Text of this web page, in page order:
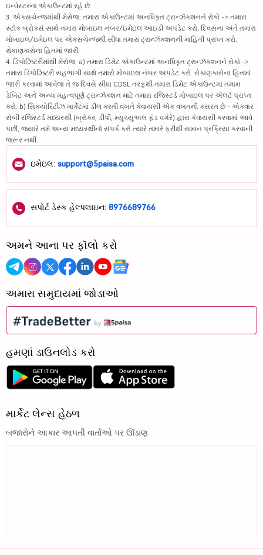
ઇન્વેસ્ટરના એકાઉન્ટમાં રહે છે.
3. એક્સચેન્જમાંથી મેસેજ: તમારા એકાઉન્ટમાં અનધિકૃત ટ્રાન્ઝૅક્શનને રોકો -> તમારા
સ્ટૉક બ્રોકર્સ સાથે તમારા મોબાઇલ નંબર/ઇમેઇલ આઇડી અપડેટ કરો. દિવસના અંતે તમારા
મોબાઇલ/ઇમેઇલ પર એક્સચેન્જથી સીધા તમારા ટ્રાન્ઝૅક્શનની માહિતી પ્રાપ્ત કરો.
રોકાણકારોના હિતમાં જારી.
4. ડિપોઝિટરીમાંથી મેસેજ: a) તમારા ડિમેટ એકાઉન્ટમાં અનધિકૃત ટ્રાન્ઝૅક્શનને રોકો ->
તમારા ડિપોઝિટરી સહભાગી સાથે તમારો મોબાઇલ નંબર અપડેટ કરો. રોકાણકારોના હિતમાં
જારી કરવામાં આવેલા તે જ દિવસે સીધા CDSL તરફથી તમારા ડિમેટ એકાઉન્ટમાં તમામ
ડેબિટ અને અન્ય મહત્વપૂર્ણ ટ્રાન્ઝૅક્શન માટે તમારા રજિસ્ટર્ડ મોબાઇલ પર ઍલર્ટ પ્રાપ્ત
કરો. b) સિક્યોરિટીઝ માર્કેટમાં ડીલ કરતી વખતે કેવાયસી એક વખતની કસરત છે - એકવાર
સેબી રજિસ્ટર્ડ મધ્યસ્થી (બ્રોકર, ડીપી, મ્યુચ્યુઅલ ફંડ વગેરે) દ્વારા કેવાયસી કરવામાં આવે
પછી, જ્યારે તમે અન્ય મધ્યસ્થીનો સંપર્ક કરો ત્યારે તમારે ફરીથી સમાન પ્રક્રિયા કરવાની
જરૂર નથી.
ઇમેઇલ: support@5paisa.com
સપોર્ટ ડેસ્ક હેલ્પલાઇન: 8976689766
અમને આના પર ફૉલો કરો
અમારા સમુદાયમાં જોડાઓ
હમણાં ડાઉનલોડ કરો
માર્કેટ લેન્સ હેઠળ
બજારોને આકાર આપતી વાર્તાઓ પર ઊંડાણ